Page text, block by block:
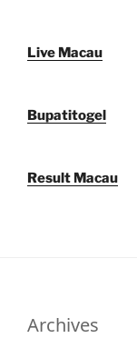
Live Macau
Bupatitogel
Result Macau
Archives